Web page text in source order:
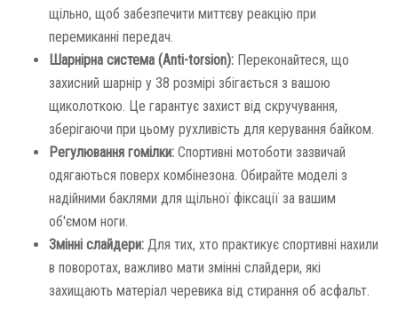
щільно, щоб забезпечити миттєву реакцію при
перемиканні передач.
Шарнірна система (Anti-torsion): Переконайтеся, що
захисний шарнір у 38 розмірі збігається з вашою
щиколоткою. Це гарантує захист від скручування,
зберігаючи при цьому рухливість для керування байком.
Регулювання гомілки: Спортивні мотоботи зазвичай
одягаються поверх комбінезона. Обирайте моделі з
надійними баклями для щільної фіксації за вашим
об'ємом ноги.
Змінні слайдери: Для тих, хто практикує спортивні нахили
в поворотах, важливо мати змінні слайдери, які
захищають матеріал черевика від стирання об асфальт.